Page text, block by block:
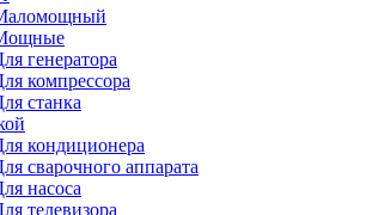
генератора
компрессора
станка
кондиционера
сварочного аппарата
насоса
телевизора